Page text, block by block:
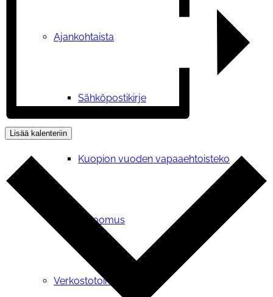
Ajankohtaista
Sähköpostikirje
Kuopion vuoden vapaaehtoisteko
Vetoomus
Verkostotoiminta
Lisää kalenteriin